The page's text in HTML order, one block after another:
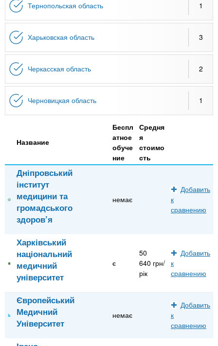
Тернопольская область 1
Харьковская область 3
Черкасская область 2
Черновицкая область 1
Название
Беспл
атное
обуче
ние
Средня
я
стоимо
сть
Дніпровський
інститут
медицини та
громадського
здоров’я
немає
Добавить
к
сравнению
Харківський
національний
медичний
університет
є
50
640 грн/
рік
Добавить
к
сравнению
Європейський
Медичний
Університет
немає
Добавить
к
сравнению